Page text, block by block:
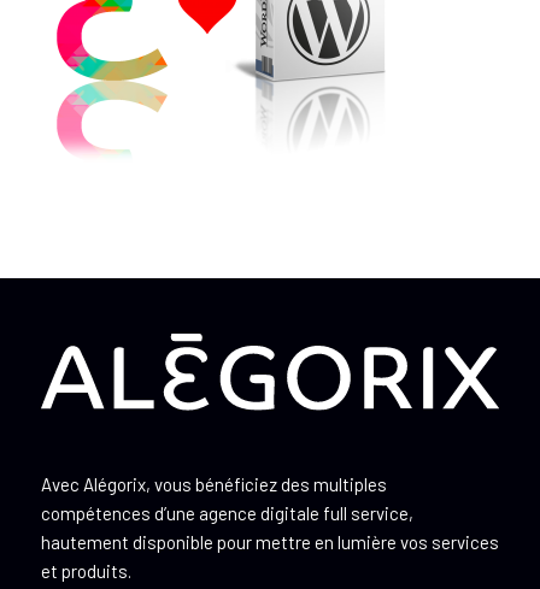
Avec Alégorix, vous bénéficiez des multiples
compétences d’une agence digitale full service,
hautement disponible pour mettre en lumière vos services
et produits.